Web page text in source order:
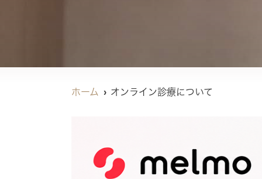
ホーム オンライン診療について